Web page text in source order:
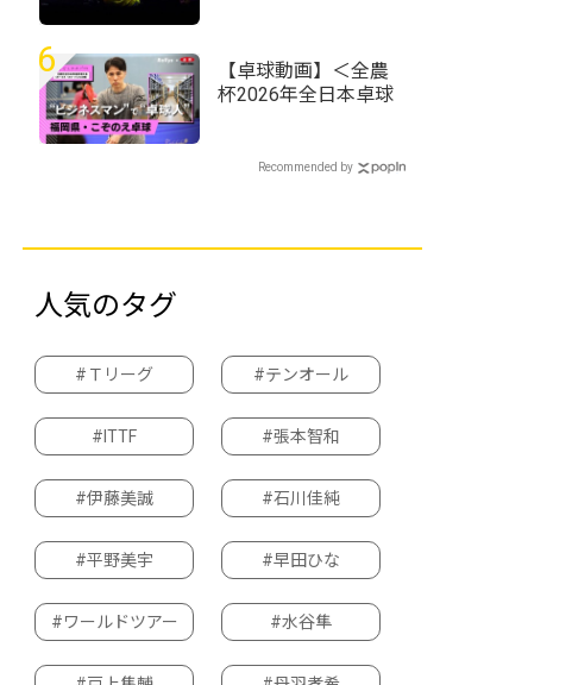
WTTチャンピオンズ
横浜2026＞
6
【卓球動画】＜全農
杯2026年全日本卓球
部）福岡県予選会＞
Recommended by
人気のタグ
#Ｔリーグ #テンオール
#ITTF #張本智和
#伊藤美誠 #石川佳純
#平野美宇 #早田ひな
#ワールドツアー #水谷隼